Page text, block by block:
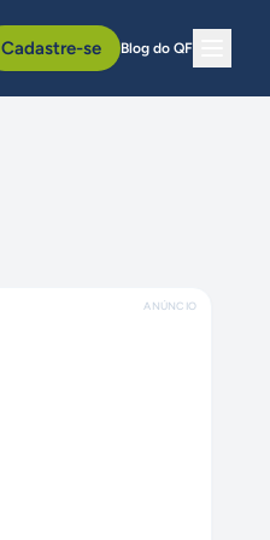
Cadastre-se Blog do QF
ANÚNCIO